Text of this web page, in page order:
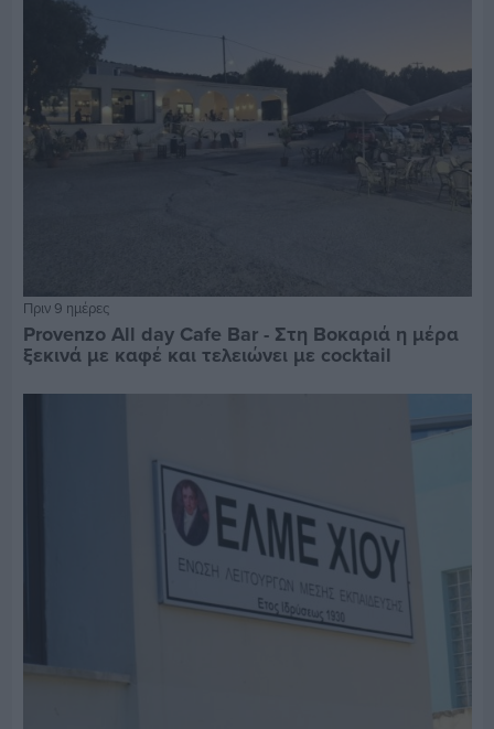
Πριν 9 ημέρες
Provenzo All day Cafe Bar - Στη Βοκαριά η μέρα
ξεκινά με καφέ και τελειώνει με cocktail